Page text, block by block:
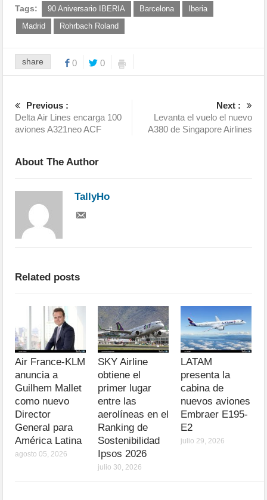
Tags: 90 Aniversario IBERIA Barcelona
Iberia
Madrid
Rohrbach Roland
share 0 0
Previous :
Delta Air Lines encarga 100
aviones A321neo ACF
Next :
Levanta el vuelo el nuevo
A380 de Singapore Airlines
About The Author
TallyHo
Related posts
Air France-KLM
anuncia a
Guilhem Mallet
como nuevo
Director
General para
América Latina
agosto 05, 2026
SKY Airline
obtiene el
primer lugar
entre las
aerolíneas en el
Ranking de
Sostenibilidad
Ipsos 2026
julio 30, 2026
LATAM
presenta la
cabina de
nuevos aviones
Embraer E195-
E2
julio 29, 2026